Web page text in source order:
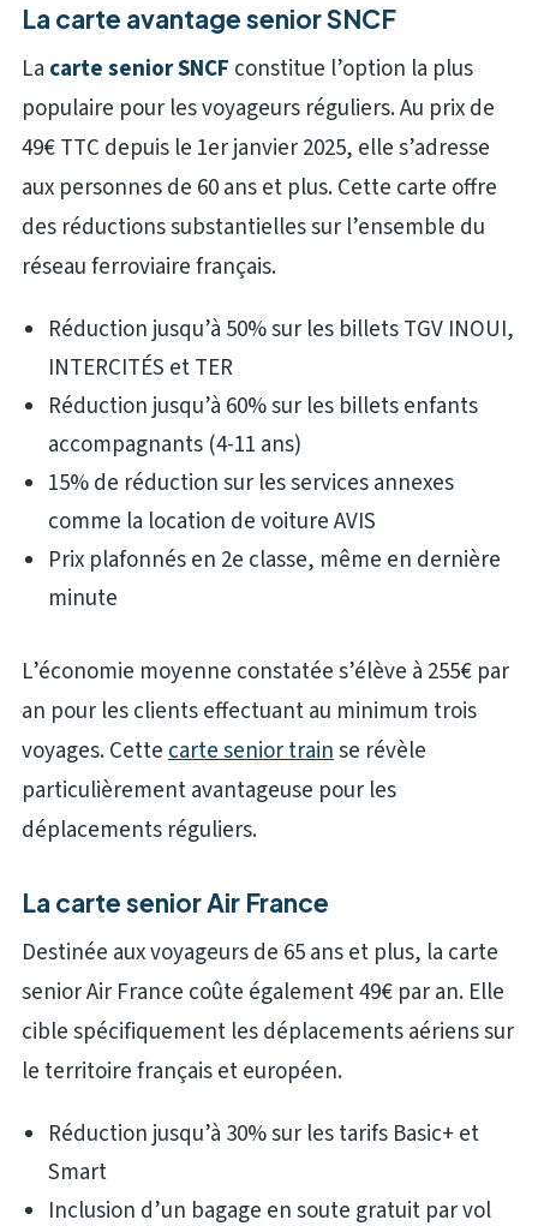
La carte avantage senior SNCF
La carte senior SNCF constitue l’option la plus
populaire pour les voyageurs réguliers. Au prix de
49€ TTC depuis le 1er janvier 2025, elle s’adresse
aux personnes de 60 ans et plus. Cette carte offre
des réductions substantielles sur l’ensemble du
réseau ferroviaire français.
Réduction jusqu’à 50% sur les billets TGV INOUI,
INTERCITÉS et TER
Réduction jusqu’à 60% sur les billets enfants
accompagnants (4-11 ans)
15% de réduction sur les services annexes
comme la location de voiture AVIS
Prix plafonnés en 2e classe, même en dernière
minute
L’économie moyenne constatée s’élève à 255€ par
an pour les clients effectuant au minimum trois
voyages. Cettecarte senior trainse révèle
particulièrement avantageuse pour les
déplacements réguliers.
La carte senior Air France
Destinée aux voyageurs de 65 ans et plus, la carte
senior Air France coûte également 49€ par an. Elle
cible spécifiquement les déplacements aériens sur
le territoire français et européen.
Réduction jusqu’à 30% sur les tarifs Basic+ et
Smart
Inclusion d’un bagage en soute gratuit par vol